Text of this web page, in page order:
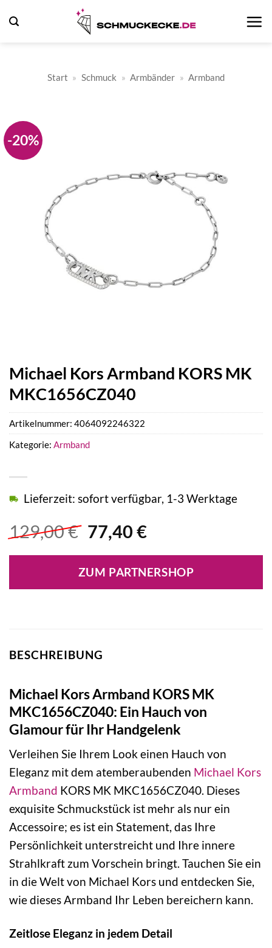
Inhalt
Start » Schmuck » Armbänder » Armband
-20%
Michael Kors Armband KORS MK
MKC1656CZ040
129,00€ Ursprünglicher
war:
129,00 €
77,40 €Aktueller
ist:
77,40 €.
Lieferzeit: sofort verfügbar, 1-3 Werktage
ZUM PARTNERSHOP
Artikelnummer: 4064092246322
Kategorie: Armband
BESCHREIBUNG
Michael Kors Armband KORS MK
MKC1656CZ040: Ein Hauch von
Glamour für Ihr Handgelenk
Verleihen Sie Ihrem Look einen Hauch von
Eleganz mit dem atemberaubenden Michael Kors
Armband KORS MK MKC1656CZ040. Dieses
exquisite Schmuckstück ist mehr als nur ein
Accessoire; es ist ein Statement, das Ihre
Persönlichkeit unterstreicht und Ihre innere
Strahlkraft zum Vorschein bringt. Tauchen Sie ein
in die Welt von Michael Kors und entdecken Sie,
wie dieses Armband Ihr Leben bereichern kann.
Zeitlose Eleganz in jedem Detail